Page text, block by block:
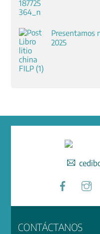
Presentamos
2025
Facebook
CONTÁCTANOS